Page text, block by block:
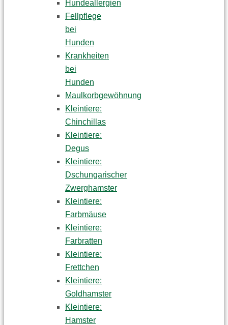
Hundeallergien
Fellpflege
bei
Hunden
Krankheiten
bei
Hunden
Maulkorbgewöhnung
Kleintiere:
Chinchillas
Kleintiere:
Degus
Kleintiere:
Dschungarischer
Zwerghamster
Kleintiere:
Farbmäuse
Kleintiere:
Farbratten
Kleintiere:
Frettchen
Kleintiere:
Goldhamster
Kleintiere:
Hamster